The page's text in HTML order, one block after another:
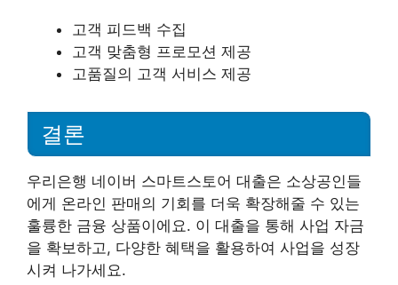
고객 피드백 수집
고객 맞춤형 프로모션 제공
고품질의 고객 서비스 제공
결론
우리은행 네이버 스마트스토어 대출은 소상공인들
에게 온라인 판매의 기회를 더욱 확장해줄 수 있는
훌륭한 금융 상품이에요. 이 대출을 통해 사업 자금
을 확보하고, 다양한 혜택을 활용하여 사업을 성장
시켜 나가세요.